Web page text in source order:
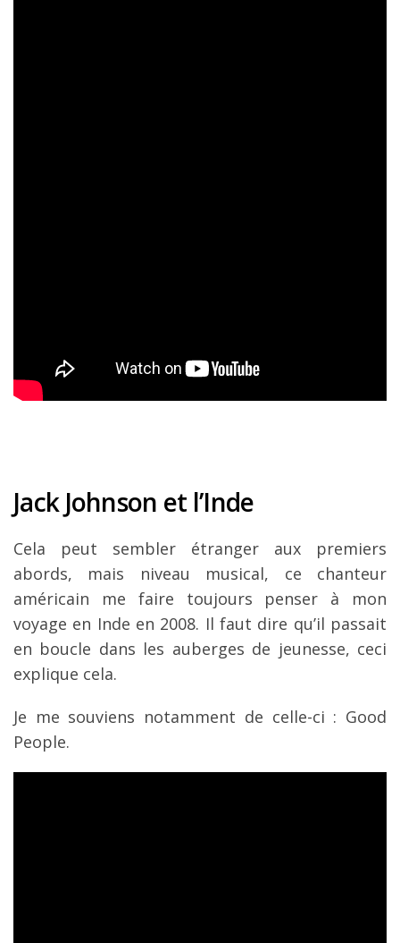
Jack Johnson et l’Inde
Cela peut sembler étranger aux premiers
abords, mais niveau musical, ce chanteur
américain me faire toujours penser à mon
voyage en Inde en 2008. Il faut dire qu’il passait
en boucle dans les auberges de jeunesse, ceci
explique cela.
Je me souviens notamment de celle-ci : Good
People.